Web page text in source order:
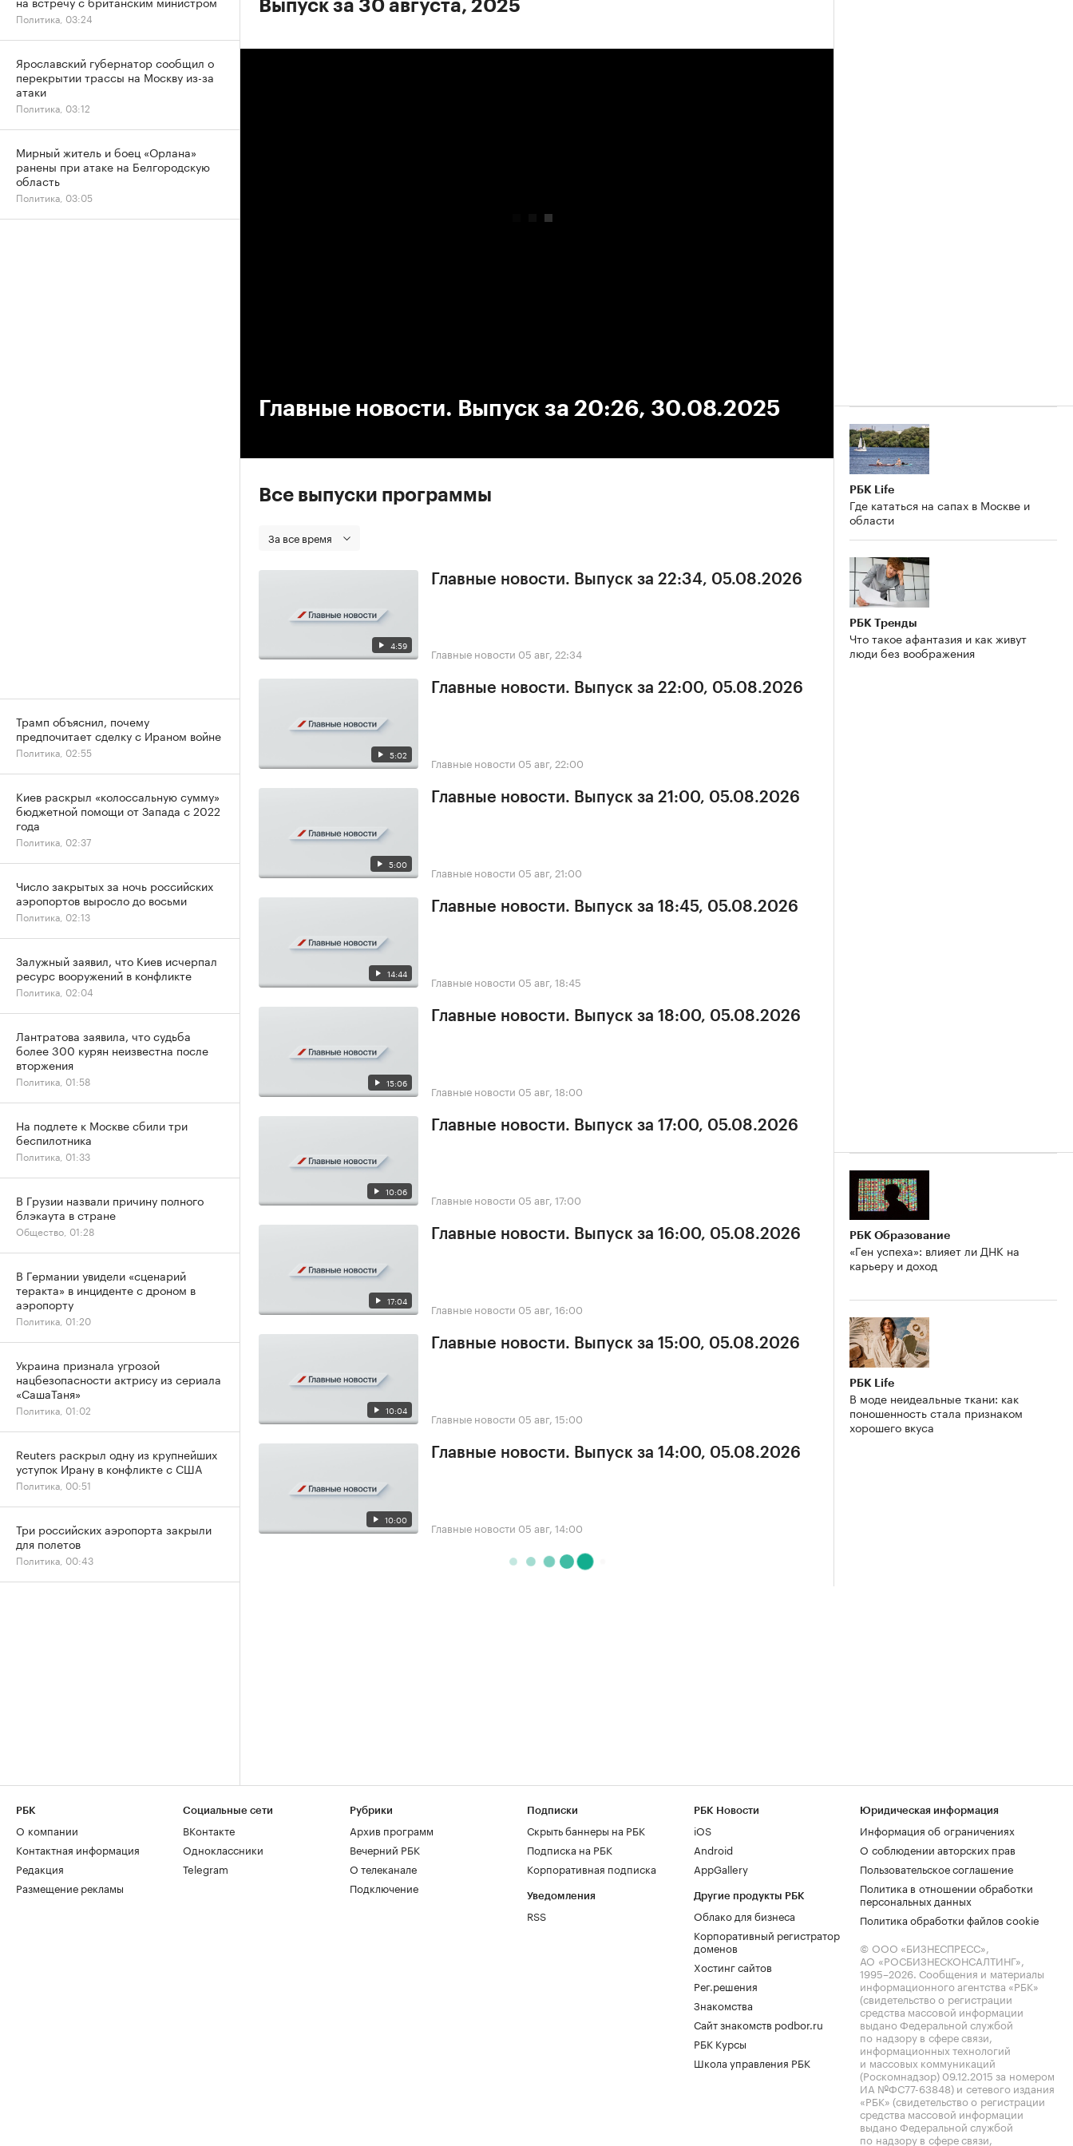
Выпуск за 30 августа, 2025
Главные новости. Выпуск за 20:26, 30.08.2025
Все выпуски программы
За все время
4:59
Главные новости. Выпуск за 22:34, 05.08.2026
Главные новости 05 авг, 22:34
5:02
Главные новости. Выпуск за 22:00, 05.08.2026
Главные новости 05 авг, 22:00
5:00
Главные новости. Выпуск за 21:00, 05.08.2026
Главные новости 05 авг, 21:00
14:44
Главные новости. Выпуск за 18:45, 05.08.2026
Главные новости 05 авг, 18:45
15:06
Главные новости. Выпуск за 18:00, 05.08.2026
Главные новости 05 авг, 18:00
10:06
Главные новости. Выпуск за 17:00, 05.08.2026
Главные новости 05 авг, 17:00
17:04
Главные новости. Выпуск за 16:00, 05.08.2026
Главные новости 05 авг, 16:00
10:04
Главные новости. Выпуск за 15:00, 05.08.2026
Главные новости 05 авг, 15:00
10:00
Главные новости. Выпуск за 14:00, 05.08.2026
Главные новости 05 авг, 14:00
РБК Life
Где кататься на сапах в Москве и
области
РБК Тренды
Что такое афантазия и как живут
люди без воображения
РБК Образование
«Ген успеха»: влияет ли ДНК на
карьеру и доход
РБК Life
В моде неидеальные ткани: как
поношенность стала признаком
хорошего вкуса
Политика, 03:24
Ярославский губернатор сообщил о
перекрытии трассы на Москву из-за
атаки
Политика, 03:12
Мирный житель и боец «Орлана»
ранены при атаке на Белгородскую
область
Политика, 03:05
Трамп объяснил, почему
предпочитает сделку с Ираном войне
Политика, 02:55
Киев раскрыл «колоссальную сумму»
бюджетной помощи от Запада с 2022
года
Политика, 02:37
Число закрытых за ночь российских
аэропортов выросло до восьми
Политика, 02:13
Залужный заявил, что Киев исчерпал
ресурс вооружений в конфликте
Политика, 02:04
Лантратова заявила, что судьба
более 300 курян неизвестна после
вторжения
Политика, 01:58
На подлете к Москве сбили три
беспилотника
Политика, 01:33
В Грузии назвали причину полного
блэкаута в стране
Общество, 01:28
В Германии увидели «сценарий
теракта» в инциденте с дроном в
аэропорту
Политика, 01:20
Украина признала угрозой
нацбезопасности актрису из сериала
«СашаТаня»
Политика, 01:02
Reuters раскрыл одну из крупнейших
уступок Ирану в конфликте с США
Политика, 00:51
Три российских аэропорта закрыли
для полетов
Политика, 00:43
РБК
О компании
Контактная информация
Редакция
Размещение рекламы
Социальные сети
ВКонтакте
Одноклассники
Telegram
Рубрики
Архив программ
Вечерний РБК
О телеканале
Подключение
Подписки
Скрыть баннеры на РБК
Подписка на РБК
Корпоративная подписка
Уведомления
RSS
РБК Новости
iOS
Android
AppGallery
Другие продукты РБК
Облако для бизнеса
Корпоративный регистратор
доменов
Хостинг сайтов
Рег.решения
Знакомства
Сайт знакомств podbor.ru
РБК Курсы
Школа управления РБК
Юридическая информация
Информация об ограничениях
О соблюдении авторских прав
Пользовательское соглашение
Политика в отношении обработки
персональных данных
Политика обработки файлов cookie
© ООО «БИЗНЕСПРЕСС»,
АО «РОСБИЗНЕСКОНСАЛТИНГ»,
1995–2026. Сообщения и материалы
информационного агентства «РБК»
(свидетельство о регистрации
средства массовой информации
выдано Федеральной службой
по надзору в сфере связи,
информационных технологий
и массовых коммуникаций
(Роскомнадзор) 09.12.2015 за номером
ИА №ФС77-63848) и сетевого издания
«РБК» (свидетельство о регистрации
средства массовой информации
выдано Федеральной службой
по надзору в сфере связи,